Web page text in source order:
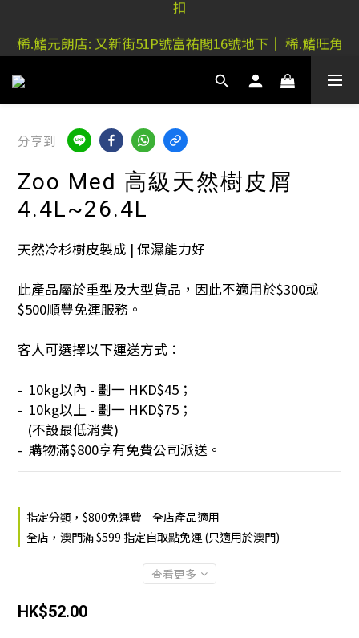
稀.鰭元朗店: 又新街51P號富祐閣16號地下｜ 稀.鰭旺角
店: 西洋菜南街101號金德行11樓
稀.鰭元朗店: 又新街51P號富祐閣16號地下｜ 稀.鰭旺角
店: 西洋菜南街101號金德行11樓
分享到
Zoo Med 高級天然樹皮屑
4.4L~26.4L
天然冷杉樹皮製成 | 保濕能力好
此產品屬於重型及大型貨品，因此不適用於$300或
$500順豐免運服務。
客人可選擇以下運送方式：
-  10kg以內 - 劃一 HKD$45；
-  10kg以上 - 劃一 HKD$75；
   (不設最低消費)
-  購物滿$800享有免費公司派送。
指定分類，$800免運費｜全店產品適用
全店，澳門滿 $599 指定自取點免運 (只適用於澳門)
查看更多
HK$52.00